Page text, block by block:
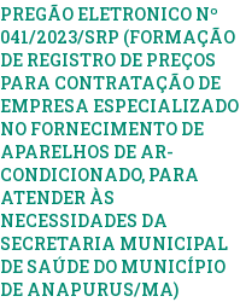
PREGÃO ELETRONICO Nº
041/2023/SRP (FORMAÇÃO
DE REGISTRO DE PREÇOS
PARA CONTRATAÇÃO DE
EMPRESA ESPECIALIZADO
NO FORNECIMENTO DE
APARELHOS DE AR-
CONDICIONADO, PARA
ATENDER ÀS
NECESSIDADES DA
SECRETARIA MUNICIPAL
DE SAÚDE DO MUNICÍPIO
DE ANAPURUS/MA)